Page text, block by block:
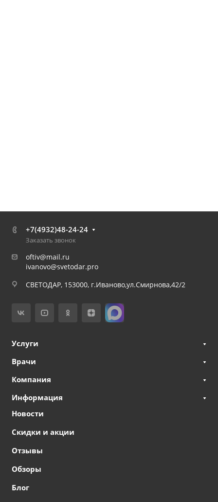
+7(4932)48-24-24
Заказать звонок
oftiv@mail.ru
ivanovo@svetodar.pro
СВЕТОДАР, 153000, г.Иваново,ул.Смирнова,42/2
Услуги
Врачи
Компания
Информация
Новости
Скидки и акции
Отзывы
Обзоры
Блог